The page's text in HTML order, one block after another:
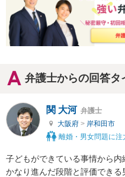
弁護士からの回答タ
関 大河 弁護士
大阪府 > 岸和田市
離婚・男女問題に注
子どもができている事情から
かなり進んだ段階と評価できる